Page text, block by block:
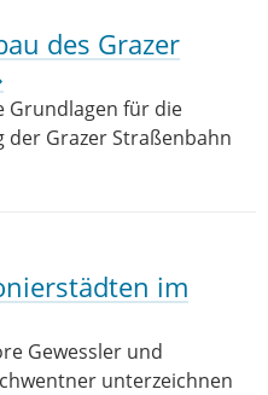
des Grazer
Grundlagen für die
Grazer Straßenbahn
im
Gewessler und
unterzeichnen